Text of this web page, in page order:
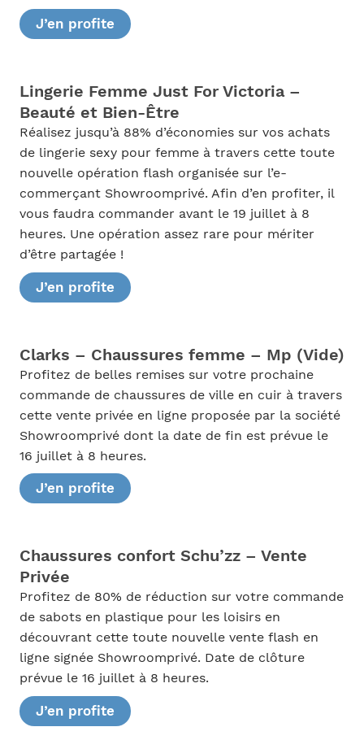
J’en profite
Lingerie Femme Just For Victoria –
Beauté et Bien-Être
Réalisez jusqu’à 88% d’économies sur vos achats
de lingerie sexy pour femme à travers cette toute
nouvelle opération flash organisée sur l’e-
commerçant Showroomprivé. Afin d’en profiter, il
vous faudra commander avant le 19 juillet à 8
heures. Une opération assez rare pour mériter
d’être partagée !
J’en profite
Clarks – Chaussures femme – Mp (Vide)
Profitez de belles remises sur votre prochaine
commande de chaussures de ville en cuir à travers
cette vente privée en ligne proposée par la société
Showroomprivé dont la date de fin est prévue le
16 juillet à 8 heures.
J’en profite
Chaussures confort Schu’zz – Vente
Privée
Profitez de 80% de réduction sur votre commande
de sabots en plastique pour les loisirs en
découvrant cette toute nouvelle vente flash en
ligne signée Showroomprivé. Date de clôture
prévue le 16 juillet à 8 heures.
J’en profite